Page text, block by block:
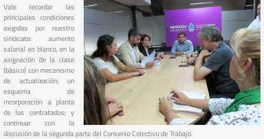
Vale recordar las
principales condiciones
exigidas por nuestro
sindicato: aumento
salarial en blanco, en la
asignación de la clase
(básico) con mecanismo
de actualización; un
esquema de
incorporación a planta
de los contratados; y
continuar con la
discusión de la segunda parte del Convenio Colectivo de Trabajo.